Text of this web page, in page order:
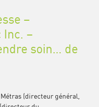
–
–
soin… de
(directeur général,